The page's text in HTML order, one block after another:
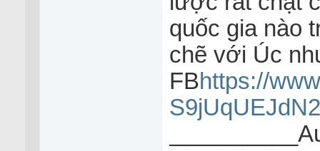
quốc gia nào
chẽ với Úc
FBhttps://